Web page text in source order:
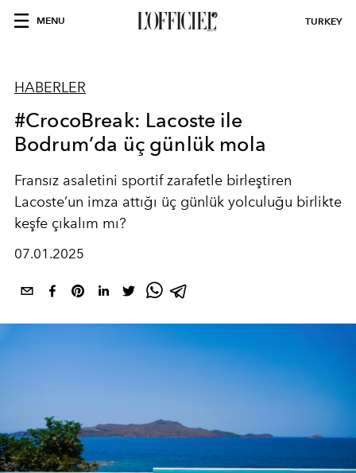
MENU TURKEY
HABERLER
#CrocoBreak: Lacoste ile
Bodrum’da üç günlük mola
Fransız asaletini sportif zarafetle birleştiren
Lacoste’un imza attığı üç günlük yolculuğu birlikte
keşfe çıkalım mı?
07.01.2025